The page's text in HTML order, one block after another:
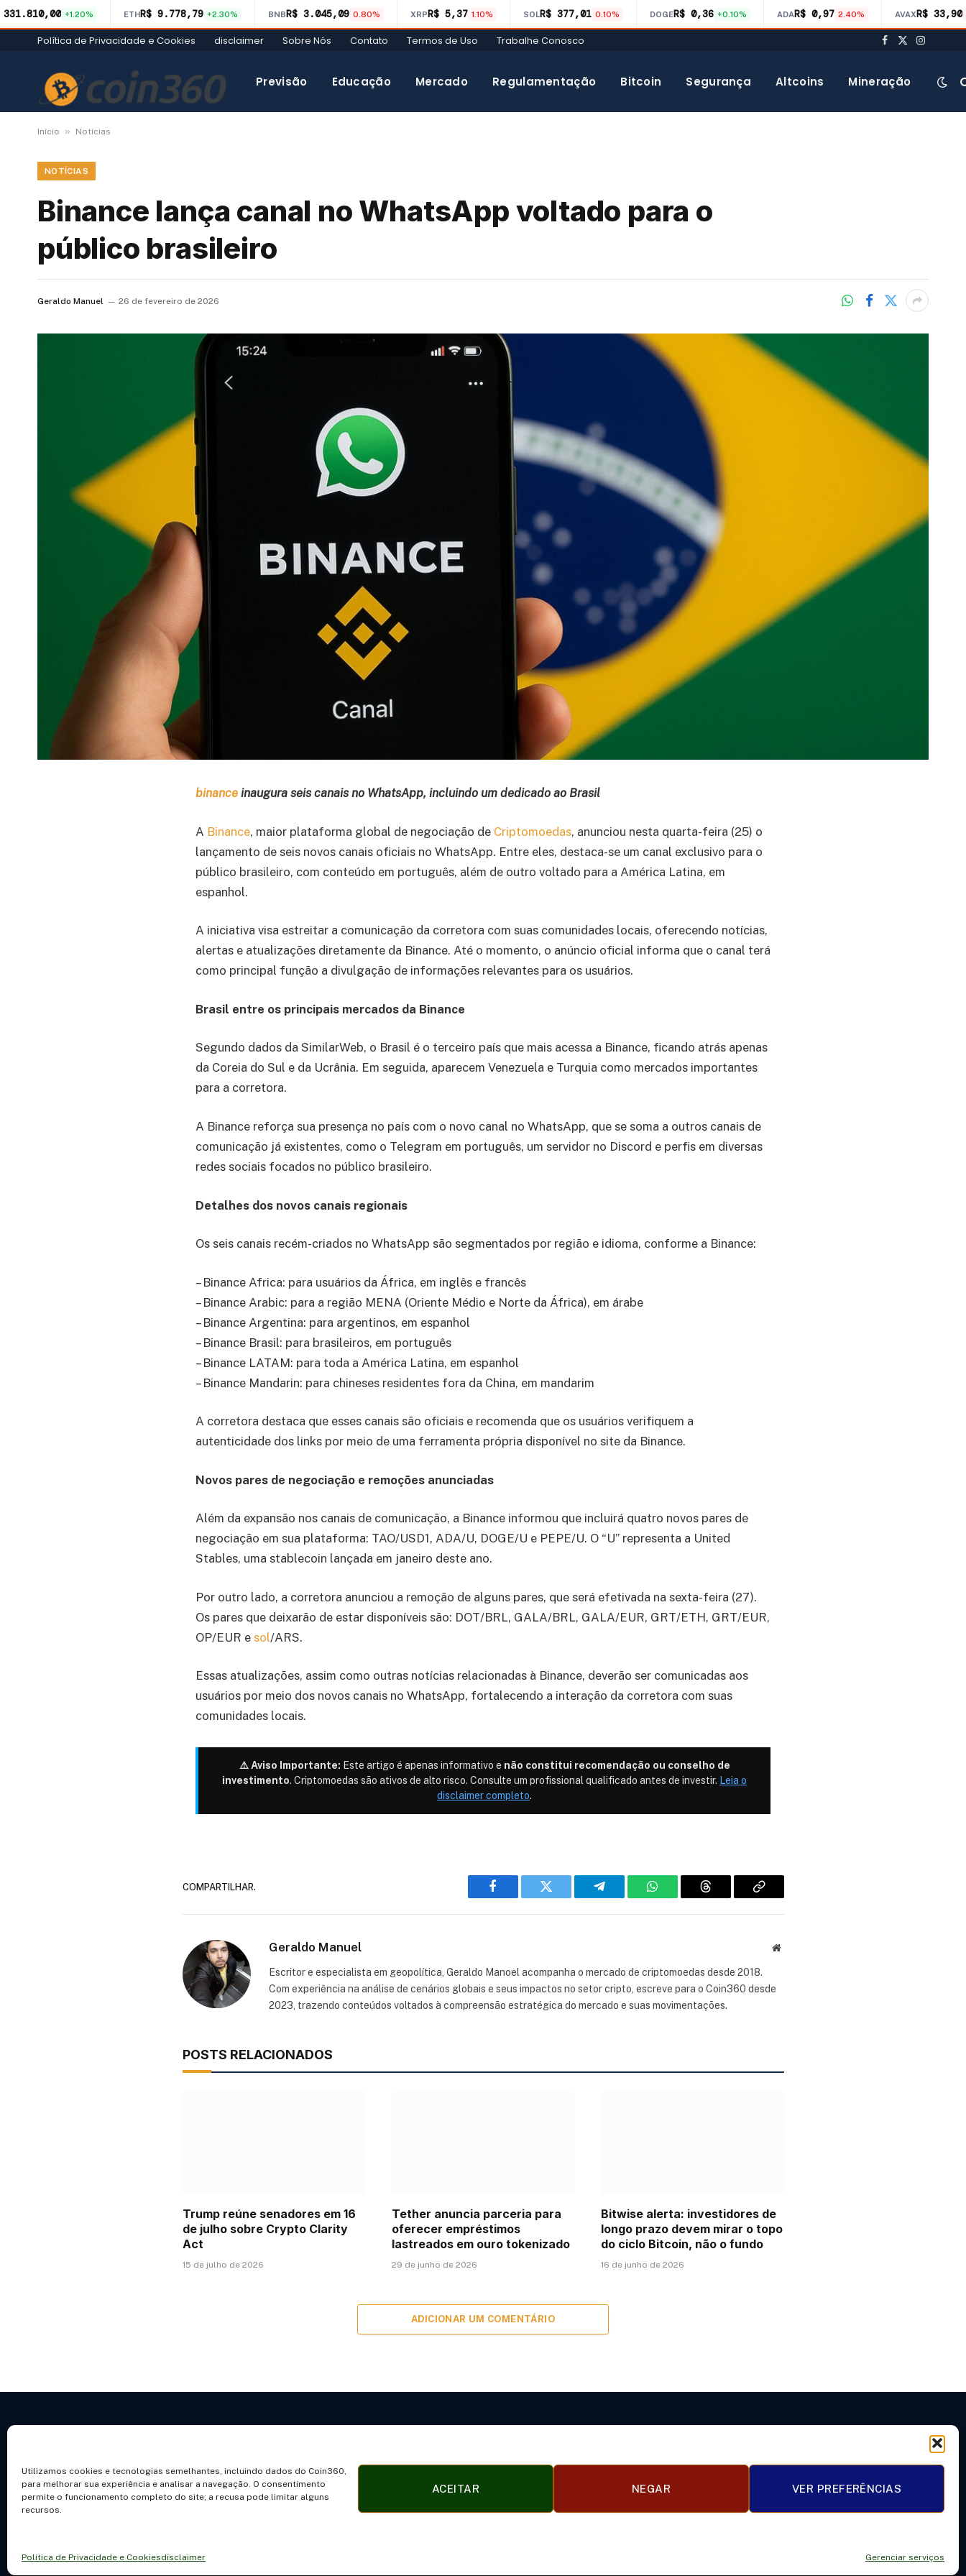
Utilizamos cookies e tecnologias semelhantes, incluindo dados do Coin360,
para melhorar sua experiência e analisar a navegação. O consentimento
permite o funcionamento completo do site; a recusa pode limitar alguns
recursos.
Gerenciar serviços
ACEITAR NEGAR VER PREFERÊNCIAS
Política de Privacidade e Cookiesdisclaimer
331.810,00 +1.20% ETHR$ 9.778,79 +2.30% BNBR$ 3.045,09 0.80% XRPR$ 5,37 1.10% SOLR$ 377,01 0.10% DOGER$ 0,36 +0.10% ADAR$ 0,97 2.40% AVAXR$ 33,90
Política de Privacidade e Cookies disclaimer Sobre Nós Contato Termos de Uso Trabalhe Conosco Facebook
X
Previsão Educação Mercado Regulamentação Bitcoin Segurança Altcoins Mineração
Início » Notícias
NOTÍCIAS
Binance lança canal no WhatsApp voltado para o
público brasileiro
Geraldo Manuel 26 de fevereiro de 2026
binance inaugura seis canais no WhatsApp, incluindo um dedicado ao Brasil
A Binance, maior plataforma global de negociação de Criptomoedas, anunciou nesta quarta-feira (25) o
lançamento de seis novos canais oficiais no WhatsApp. Entre eles, destaca-se um canal exclusivo para o
público brasileiro, com conteúdo em português, além de outro voltado para a América Latina, em
espanhol.
A iniciativa visa estreitar a comunicação da corretora com suas comunidades locais, oferecendo notícias,
alertas e atualizações diretamente da Binance. Até o momento, o anúncio oficial informa que o canal terá
como principal função a divulgação de informações relevantes para os usuários.
Brasil entre os principais mercados da Binance
Segundo dados da SimilarWeb, o Brasil é o terceiro país que mais acessa a Binance, ficando atrás apenas
da Coreia do Sul e da Ucrânia. Em seguida, aparecem Venezuela e Turquia como mercados importantes
para a corretora.
A Binance reforça sua presença no país com o novo canal no WhatsApp, que se soma a outros canais de
comunicação já existentes, como o Telegram em português, um servidor no Discord e perfis em diversas
redes sociais focados no público brasileiro.
Detalhes dos novos canais regionais
Os seis canais recém-criados no WhatsApp são segmentados por região e idioma, conforme a Binance:
– Binance Africa: para usuários da África, em inglês e francês
– Binance Arabic: para a região MENA (Oriente Médio e Norte da África), em árabe
– Binance Argentina: para argentinos, em espanhol
– Binance Brasil: para brasileiros, em português
– Binance LATAM: para toda a América Latina, em espanhol
– Binance Mandarin: para chineses residentes fora da China, em mandarim
A corretora destaca que esses canais são oficiais e recomenda que os usuários verifiquem a
autenticidade dos links por meio de uma ferramenta própria disponível no site da Binance.
Novos pares de negociação e remoções anunciadas
Além da expansão nos canais de comunicação, a Binance informou que incluirá quatro novos pares de
negociação em sua plataforma: TAO/USD1, ADA/U, DOGE/U e PEPE/U. O “U” representa a United
Stables, uma stablecoin lançada em janeiro deste ano.
Por outro lado, a corretora anunciou a remoção de alguns pares, que será efetivada na sexta-feira (27).
Os pares que deixarão de estar disponíveis são: DOT/BRL, GALA/BRL, GALA/EUR, GRT/ETH, GRT/EUR,
OP/EUR e sol/ARS.
Essas atualizações, assim como outras notícias relacionadas à Binance, deverão ser comunicadas aos
usuários por meio dos novos canais no WhatsApp, fortalecendo a interação da corretora com suas
comunidades locais.
⚠️ Aviso Importante: Este artigo é apenas informativo e não constitui recomendação ou conselho de
investimento. Criptomoedas são ativos de alto risco. Consulte um profissional qualificado antes de investir. Leia o
disclaimer completo.
COMPARTILHAR.
Facebook Twitter Telegram WhatsAppThreads
Copiar
Geraldo Manuel Site
Escritor e especialista em geopolítica, Geraldo Manoel acompanha o mercado de criptomoedas desde 2018.
Com experiência na análise de cenários globais e seus impactos no setor cripto, escreve para o Coin360 desde
2023, trazendo conteúdos voltados à compreensão estratégica do mercado e suas movimentações.
POSTS RELACIONADOS
Trump reúne senadores em 16
de julho sobre Crypto Clarity
Act
15 de julho de 2026
Tether anuncia parceria para
oferecer empréstimos
lastreados em ouro tokenizado
29 de junho de 2026
Bitwise alerta: investidores de
longo prazo devem mirar o topo
do ciclo Bitcoin, não o fundo
16 de junho de 2026
ADICIONAR UM COMENTÁRIO
POLÍTICA DE PRIVACIDADE E COOKIES